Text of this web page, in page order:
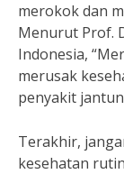
merokok dan
Menurut Prof.
Indonesia,
merusak
penyakit
Terakhir,
kesehatan